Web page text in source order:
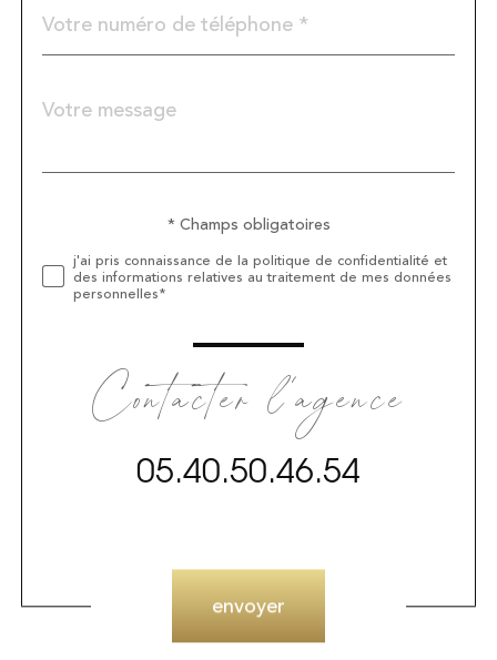
*
Fieldset
défaut
Message
*
Validation* Champs obligatoires
j'ai pris connaissance de la politique de confidentialité et
des informations relatives au traitement de mes données
personnelles*
Contacter l'agence
05.40.50.46.54
envoyer